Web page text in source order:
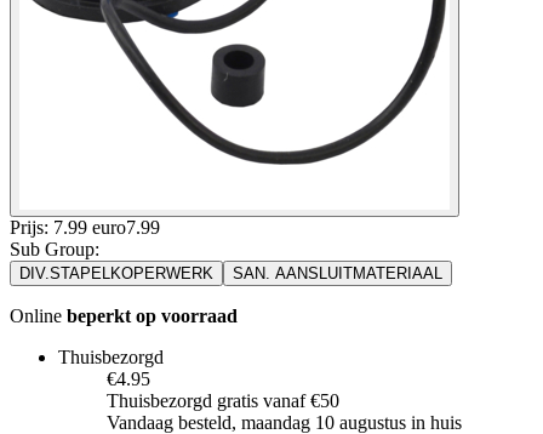
Prijs: 7.99 euro7.99
Sub Group:
DIV.STAPELKOPERWERK SAN. AANSLUITMATERIAAL
Online beperkt op voorraad
Thuisbezorgd
€4.95
Thuisbezorgd gratis vanaf €50
Vandaag besteld, maandag 10 augustus in huis